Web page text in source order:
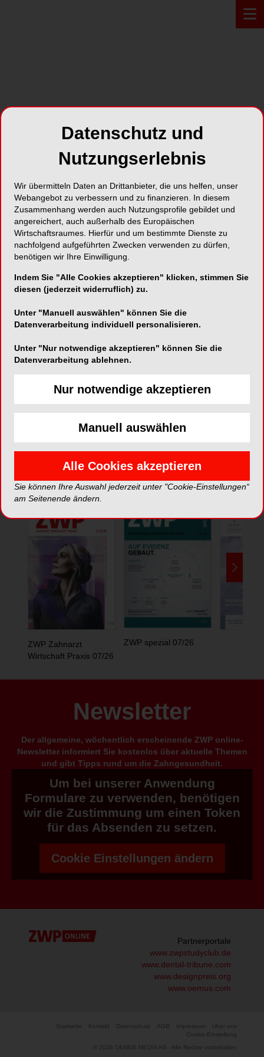
PROFIL*
C3System GmbH
64283 Darmstadt
Karte
Telefon: +49 6151 / 35240 - 80
spiegeln nicht die Meinung der Redaktion wider.
ePaper
ZWP Zahnarzt
Wirtschaft Praxis 07/26
ZWP spezial 07/26
Newsletter
Der allgemeine, wöchentlich erscheinende ZWP online-
Newsletter informiert Sie kostenlos über aktuelle Themen
und gibt Tipps rund um die Zahngesundheit.
Um bei unserer Anwendung
Formulare zu verwenden, benötigen
wir die Zustimmung um einen Token
für das Absenden zu setzen.
Cookie Einstellungen ändern
Partnerportale
www.zwpstudyclub.de
www.dental-tribune.com
www.designpreis.org
www.oemus.com
Startseite Kontakt Datenschutz AGB Impressum
Über uns
Cookie-Einstellung
© 2026 OEMUS MEDIA AG - Alle Rechte vorbehalten
Datenschutz und
Nutzungserlebnis
Wir übermitteln Daten an Drittanbieter, die uns helfen, unser
Webangebot zu verbessern und zu finanzieren. In diesem
Zusammenhang werden auch Nutzungsprofile gebildet und
angereichert, auch außerhalb des Europäischen
Wirtschaftsraumes. Hierfür und um bestimmte Dienste zu
nachfolgend aufgeführten Zwecken verwenden zu dürfen,
benötigen wir Ihre Einwilligung.
Indem Sie "Alle Cookies akzeptieren" klicken, stimmen Sie
diesen (jederzeit widerruflich) zu.
Unter "Manuell auswählen" können Sie die
Datenverarbeitung individuell personalisieren.
Unter "Nur notwendige akzeptieren" können Sie die
Datenverarbeitung ablehnen.
Nur notwendige akzeptieren
Manuell auswählen
Alle Cookies akzeptieren
Sie können Ihre Auswahl jederzeit unter "Cookie-Einstellungen“
am Seitenende ändern.